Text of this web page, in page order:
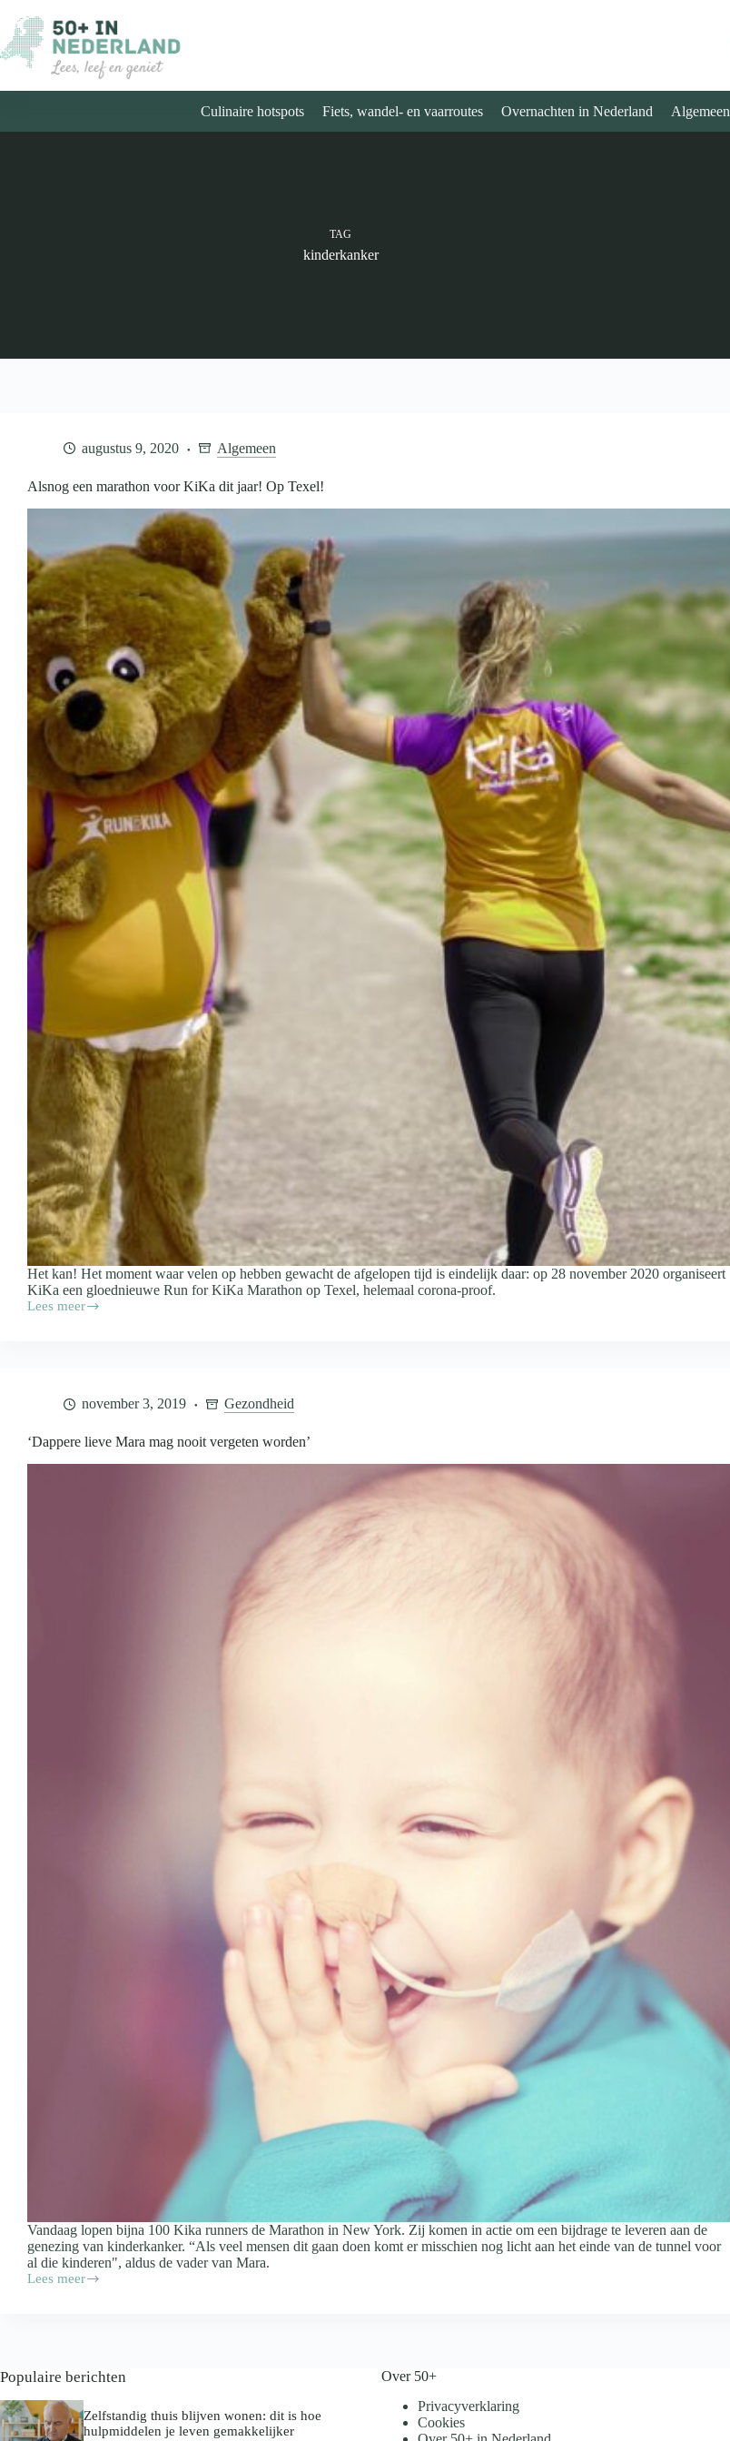
naar
de
inhoud
Culinaire hotspots Fiets, wandel- en vaarroutes Overnachten in Nederland Algemeen
TAG
kinderkanker
augustus 9, 2020 Algemeen
Alsnog een marathon voor KiKa dit jaar! Op Texel!
Het kan! Het moment waar velen op hebben gewacht de afgelopen tijd is eindelijk daar: op 28 november 2020 organiseert
KiKa een gloednieuwe Run for KiKa Marathon op Texel, helemaal corona-proof.
Lees meer
Alsnog
Texel!
november 3, 2019 Gezondheid
‘Dappere lieve Mara mag nooit vergeten worden’
Vandaag lopen bijna 100 Kika runners de Marathon in New York. Zij komen in actie om een bijdrage te leveren aan de
genezing van kinderkanker. “Als veel mensen dit gaan doen komt er misschien nog licht aan het einde van de tunnel voor
al die kinderen", aldus de vader van Mara.
Lees meer
‘Dappere
worden’
Populaire berichten
Zelfstandig thuis blijven wonen: dit is hoe
hulpmiddelen je leven gemakkelijker
Over 50+
Privacyverklaring
Cookies